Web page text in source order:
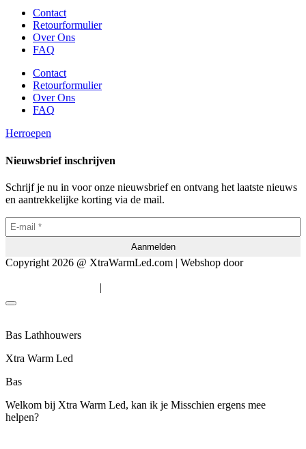
Contact
Retourformulier
Over Ons
FAQ
Contact
Retourformulier
Over Ons
FAQ
Herroepen
Nieuwsbrief inschrijven
Schrijf je nu in voor onze nieuwsbrief en ontvang het laatste nieuws
en aantrekkelijke korting via de mail.
Copyright 2026 @ XtraWarmLed.com | Webshop door
|
Bas Lathhouwers
Xtra Warm Led
Bas
Welkom bij Xtra Warm Led, kan ik je Misschien ergens mee
helpen?